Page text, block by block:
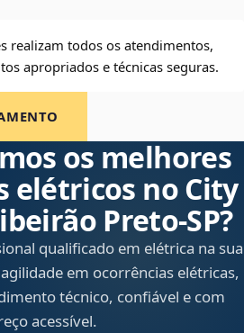
realizam todos os atendimentos,
apropriados e técnicas seguras.
os melhores
elétricos no City
Preto‑SP?
qualificado em elétrica na sua
em ocorrências elétricas,
técnico, confiável e com
acessível.